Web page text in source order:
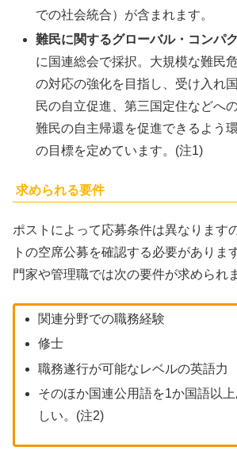
での社会統合）が含まれます。
難民に関するグローバル・コンパ
に国連総会で採択。大規模な難民
の対応の強化を目指し、受け入れ
民の自立促進、第三国定住などへ
難民の自主帰還を促進できるよう
の目標を定めています。(注1)
求められる要件
ポストによって応募条件は異なります
トの空席公募を確認する必要がありま
門家や管理職では次の要件が求められ
関連分野での職務経験
修士
職務遂行が可能なレベルの英語力
そのほか国連公用語を1か国語以
しい。(注2)